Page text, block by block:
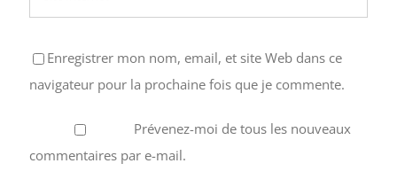
Enregistrer mon nom, email, et site Web dans ce
navigateur pour la prochaine fois que je commente.
Prévenez-moi de tous les nouveaux
commentaires par e-mail.